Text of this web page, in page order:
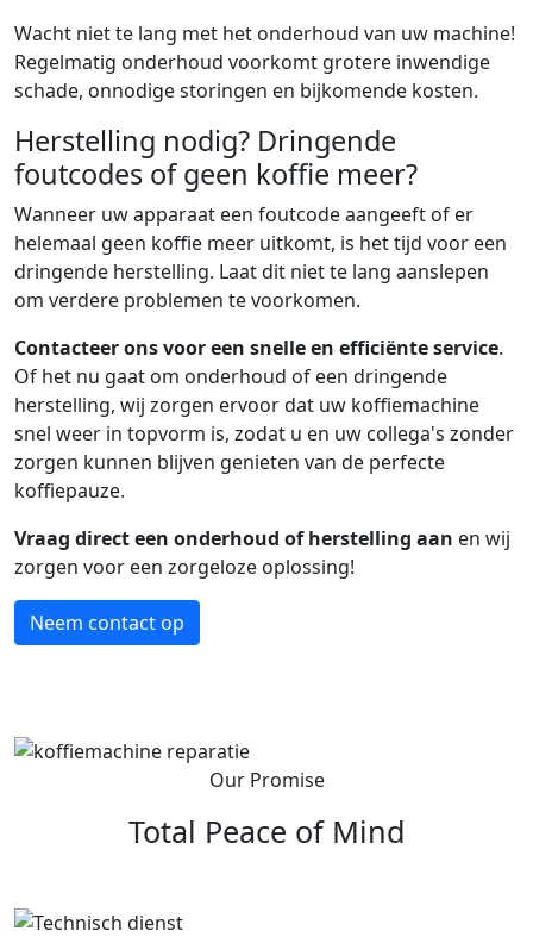
Wacht niet te lang met het onderhoud van uw machine!
Regelmatig onderhoud voorkomt grotere inwendige
schade, onnodige storingen en bijkomende kosten.
Herstelling nodig? Dringende
foutcodes of geen koffie meer?
Wanneer uw apparaat een foutcode aangeeft of er
helemaal geen koffie meer uitkomt, is het tijd voor een
dringende herstelling. Laat dit niet te lang aanslepen
om verdere problemen te voorkomen.
Contacteer ons voor een snelle en efficiënte service.
Of het nu gaat om onderhoud of een dringende
herstelling, wij zorgen ervoor dat uw koffiemachine
snel weer in topvorm is, zodat u en uw collega's zonder
zorgen kunnen blijven genieten van de perfecte
koffiepauze.
Vraag direct een onderhoud of herstelling aan en wij
zorgen voor een zorgeloze oplossing!
Neem contact op
Our Promise
Total Peace of Mind